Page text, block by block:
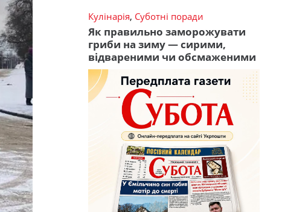
Кулінарія, Суботні поради
Як правильно заморожувати
гриби на зиму — сирими,
відвареними чи обсмаженими